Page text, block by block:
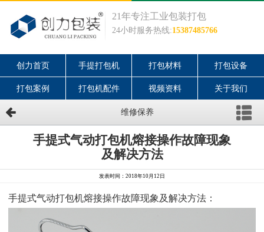
21年专注工业包装打包
24小时服务热线:15387485766
创力首页 手提打包机 打包材料 打包设备
打包案例 打包机配件 视频资料 关于我们
维修保养
手提式气动打包机熔接操作故障现象
及解决方法
发表时间：2018年10月12日
手提式气动打包机熔接操作故障现象及解决方法：